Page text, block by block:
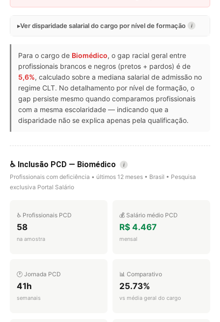
Ver disparidade salarial do cargo por nível de formação i
Para o cargo de Biomédico, o gap racial geral entre
profissionais brancos e negros (pretos + pardos) é de
5,6%, calculado sobre a mediana salarial de admissão no
regime CLT. No detalhamento por nível de formação, o
gap persiste mesmo quando comparamos profissionais
com a mesma escolaridade — indicando que a
disparidade não se explica apenas pela qualificação.
♿ Inclusão PCD — Biomédico i
Profissionais com deficiência • últimos 12 meses • Brasil • Pesquisa
exclusiva Portal Salário
♿ Profissionais PCD
58
na amostra
💰 Salário médio PCD
R$ 4.467
mensal
🕐 Jornada PCD
41h
semanais
📊 Comparativo
25.73%
vs média geral do cargo